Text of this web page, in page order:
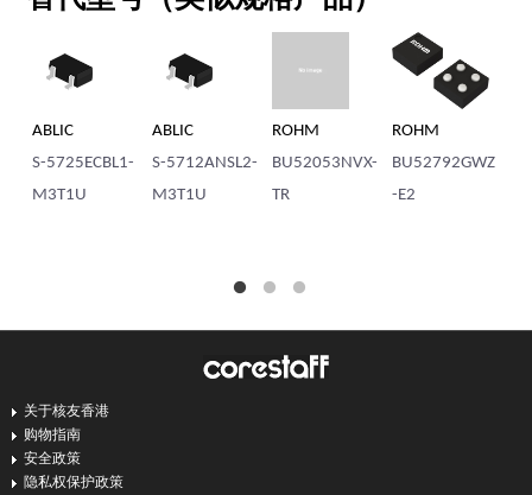
S-5712ANSL2-
M3T1U
BU52053NVX-
TR
ROHM
BU52792GWZ
ABLIC
S-
关于核友香港
购物指南
安全政策
隐私权保护政策